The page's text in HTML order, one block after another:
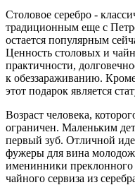
Столовое серебро -
традиционным еще с
остается популярным
Ценность столовых и
практичности,
к обеззараживанию.
этот подарок является
Возраст человека,
ограничен. Маленьким
первый зуб. Отличной
фужеры для вина
именинники преклонного
чайного сервиза из